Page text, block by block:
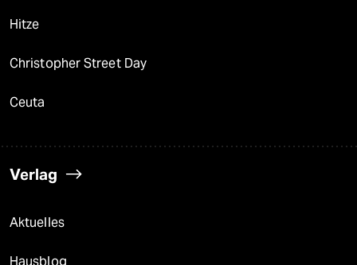
Hitze
Christopher Street Day
Ceuta
Verlag
Aktuelles
Hausblog